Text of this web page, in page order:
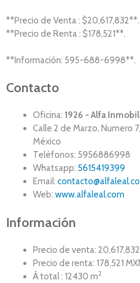
**Precio de Venta : $20,617,832**.
**Precio de Renta : $178,521**.
**Información: 595-688-6998**.
Contacto
Oficina: 1926 - Alfa
Calle 2 de Marzo, Numero
México
Teléfonos: 5956886998
Whatsapp: 5615419399
Email:
Web: www.alfaleal.com
Información
Precio de venta:
Precio de renta: 178,521
Á total : 12430 m2